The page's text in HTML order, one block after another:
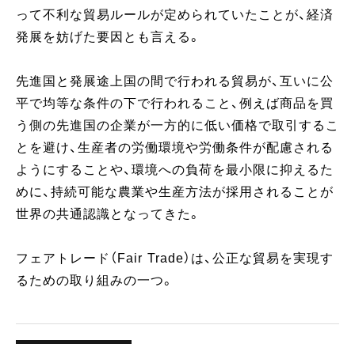
って不利な貿易ルールが定められていたことが、経済
発展を妨げた要因とも言える。
先進国と発展途上国の間で行われる貿易が、互いに公
平で均等な条件の下で行われること、例えば商品を買
う側の先進国の企業が一方的に低い価格で取引するこ
とを避け、生産者の労働環境や労働条件が配慮される
ようにすることや、環境への負荷を最小限に抑えるた
めに、持続可能な農業や生産方法が採用されることが
世界の共通認識となってきた。
フェアトレード（Fair Trade）は、公正な貿易を実現す
るための取り組みの一つ。